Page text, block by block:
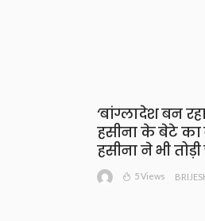
‘बांग्लादेश बन
हसीना के बेटे का
हसीना ने भी तोड़ी
5 Views